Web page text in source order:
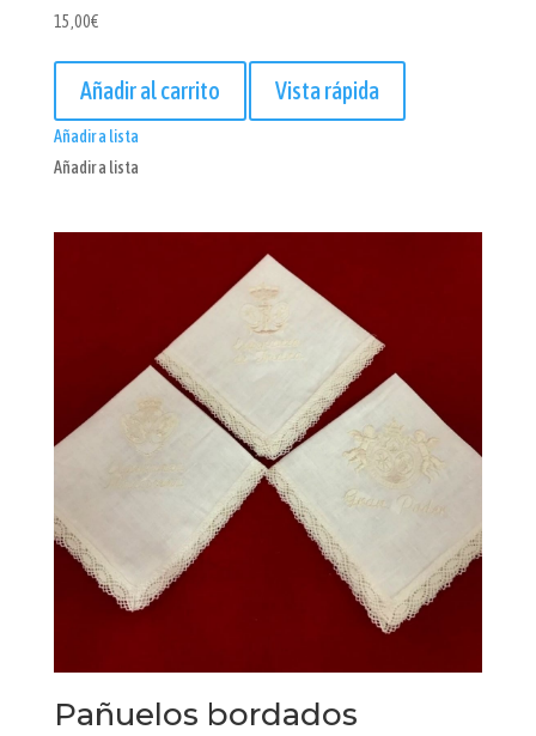
15,00€
Añadir al carrito Vista rápida
Añadir a lista
Añadir a lista
Pañuelos bordados